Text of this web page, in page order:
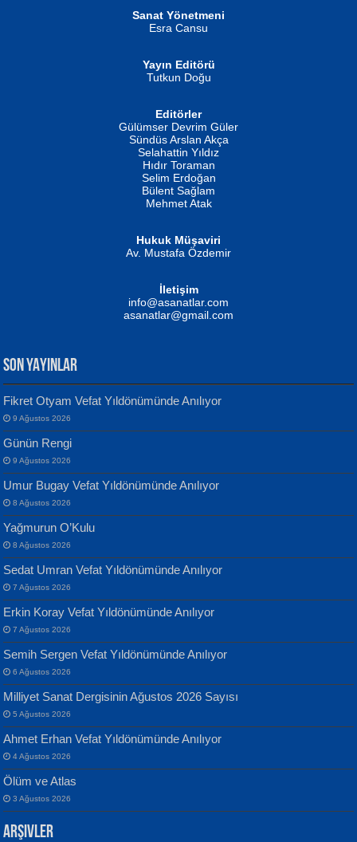
İSMAİL OKUTAN
Erkeklerin Kahrolması Ne Demektir
MUSTAFA KELOĞLU
Yarına İz Bırakmak...
ATİLLA ÖZEN
Sultan Olmadan Önce Eyüp...
EKREM KARABABA
Evvel Zaman Tanrıçası...
Yılmaz Ekinci
Geceye Söylenen...
Banu Sancak
Defterimden İçeri...
İsmail Aydos
İnkisar...
Sanat Yönetmeni
Esra Cansu
Yayın Editörü
Tutkun Doğu
Editörler
Gülümser Devrim Güler
Sündüs Arslan Akça
Selahattin Yıldız
Hıdır Toraman
Selim Erdoğan
Bülent Sağlam
Mehmet Atak
Hukuk Müşaviri
Av. Mustafa Özdemir
İletişim
info@asanatlar.com
asanatlar@gmail.com
SON YAYINLAR
Fikret Otyam Vefat Yıldönümünde Anılıyor
9 Ağustos 2026
Günün Rengi
9 Ağustos 2026
Umur Bugay Vefat Yıldönümünde Anılıyor
8 Ağustos 2026
Yağmurun O’Kulu
8 Ağustos 2026
Sedat Umran Vefat Yıldönümünde Anılıyor
7 Ağustos 2026
Erkin Koray Vefat Yıldönümünde Anılıyor
7 Ağustos 2026
Semih Sergen Vefat Yıldönümünde Anılıyor
6 Ağustos 2026
Milliyet Sanat Dergisinin Ağustos 2026 Sayısı
5 Ağustos 2026
Ahmet Erhan Vefat Yıldönümünde Anılıyor
4 Ağustos 2026
Ölüm ve Atlas
3 Ağustos 2026
Arşivler